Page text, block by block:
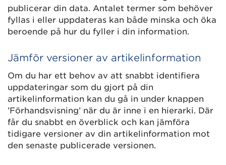
publicerar din data. Antalet termer som behöver
fyllas i eller uppdateras kan både minska och öka
beroende på hur du fyller i din information.
Jämför versioner av artikelinformation
Om du har ett behov av att snabbt identifiera
uppdateringar som du gjort på din
artikelinformation kan du gå in under knappen
’Förhandsvisning’ när du är inne i en hierarki. Där
får du snabbt en överblick och kan jämföra
tidigare versioner av din artikelinformation mot
den senaste publicerade versionen.